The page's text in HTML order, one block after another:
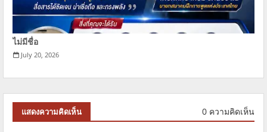
ไม่มีชื่อ
July 20, 2026
แสดงความคิดเห็น 0 ความคิดเห็น